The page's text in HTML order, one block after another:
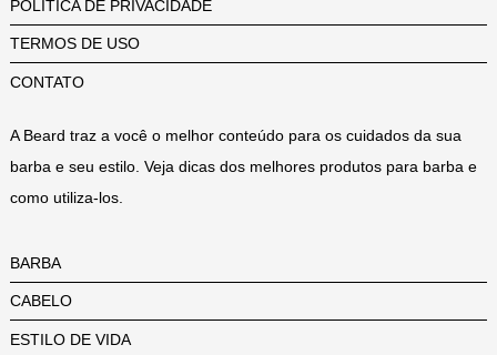
POLÍTICA DE PRIVACIDADE
TERMOS DE USO
CONTATO
A Beard traz a você o melhor conteúdo para os cuidados da sua
barba e seu estilo. Veja dicas dos melhores produtos para barba e
como utiliza-los.
BARBA
CABELO
ESTILO DE VIDA